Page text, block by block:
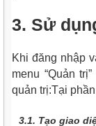
3. Sử
Khi đăng nhập
menu “Quản
quản trị:Tại
3.1. Tạo giao